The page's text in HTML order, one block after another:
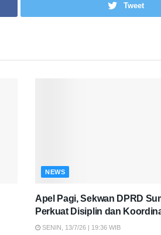
Tweet
NEWS
Apel Pagi, Sekwan DPRD
Perkuat Disiplin dan
SENIN, 13/7/26 | 19:36 WIB